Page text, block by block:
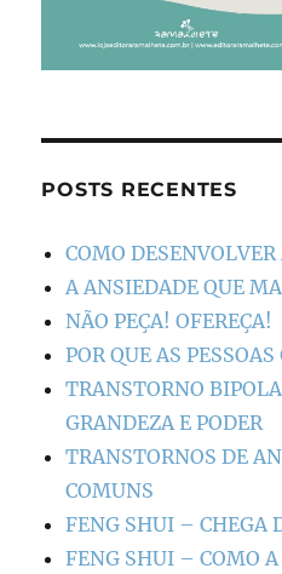
POSTS RECENTES
COMO
A ANSIEDADE QUE
NÃO PEÇA! OFEREÇA!
POR QUE AS
TRANSTORNO
GRANDEZA E PODER
TRANSTORNOS DE
COMUNS
FENG SHUI – CHEGA
FENG SHUI – COMO